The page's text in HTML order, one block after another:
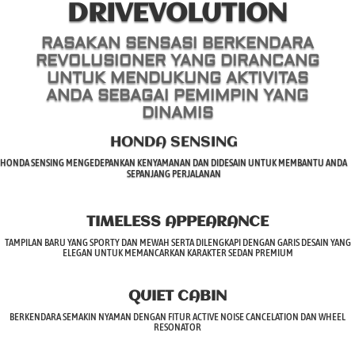
DRIVEVOLUTION
RASAKAN SENSASI BERKENDARA
REVOLUSIONER YANG DIRANCANG
UNTUK MENDUKUNG AKTIVITAS
ANDA SEBAGAI PEMIMPIN YANG
DINAMIS
HONDA SENSING
HONDA SENSING MENGEDEPANKAN KENYAMANAN DAN DIDESAIN UNTUK MEMBANTU ANDA
SEPANJANG PERJALANAN
TIMELESS APPEARANCE
TAMPILAN BARU YANG SPORTY DAN MEWAH SERTA DILENGKAPI DENGAN GARIS DESAIN YANG
ELEGAN UNTUK MEMANCARKAN KARAKTER SEDAN PREMIUM
QUIET CABIN
BERKENDARA SEMAKIN NYAMAN DENGAN FITUR ACTIVE NOISE CANCELATION DAN WHEEL
RESONATOR